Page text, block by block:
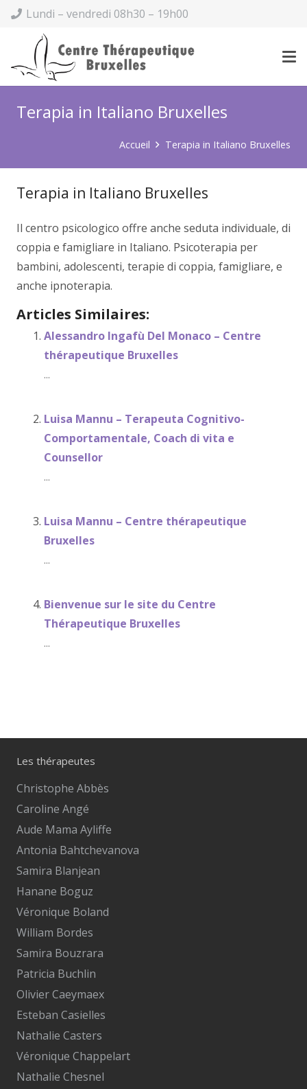
Lundi – vendredi 08h30 – 19h00
Terapia in Italiano Bruxelles
Accueil Terapia in Italiano Bruxelles
Terapia in Italiano Bruxelles
Il centro psicologico offre anche seduta individuale, di
coppia e famigliare in Italiano. Psicoterapia per
bambini, adolescenti, terapie di coppia, famigliare, e
anche ipnoterapia.
Articles Similaires:
Alessandro Ingafù Del Monaco – Centre
thérapeutique Bruxelles
...
Luisa Mannu – Terapeuta Cognitivo-
Comportamentale, Coach di vita e
Counsellor
...
Luisa Mannu – Centre thérapeutique
Bruxelles
...
Bienvenue sur le site du Centre
Thérapeutique Bruxelles
...
Les thérapeutes
Christophe Abbès
Caroline Angé
Aude Mama Ayliffe
Antonia Bahtchevanova
Samira Blanjean
Hanane Boguz
Véronique Boland
William Bordes
Samira Bouzrara
Patricia Buchlin
Olivier Caeymaex
Esteban Casielles
Nathalie Casters
Véronique Chappelart
Nathalie Chesnel